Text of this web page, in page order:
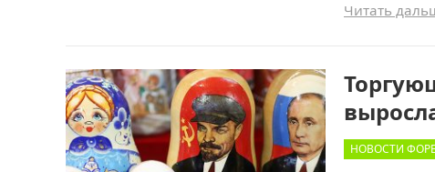
Читать
НОВОСТИ